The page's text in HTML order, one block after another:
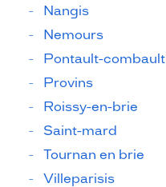
Nangis
Nemours
Pontault-combault
Provins
Roissy-en-brie
Saint-mard
Tournan en brie
Villeparisis